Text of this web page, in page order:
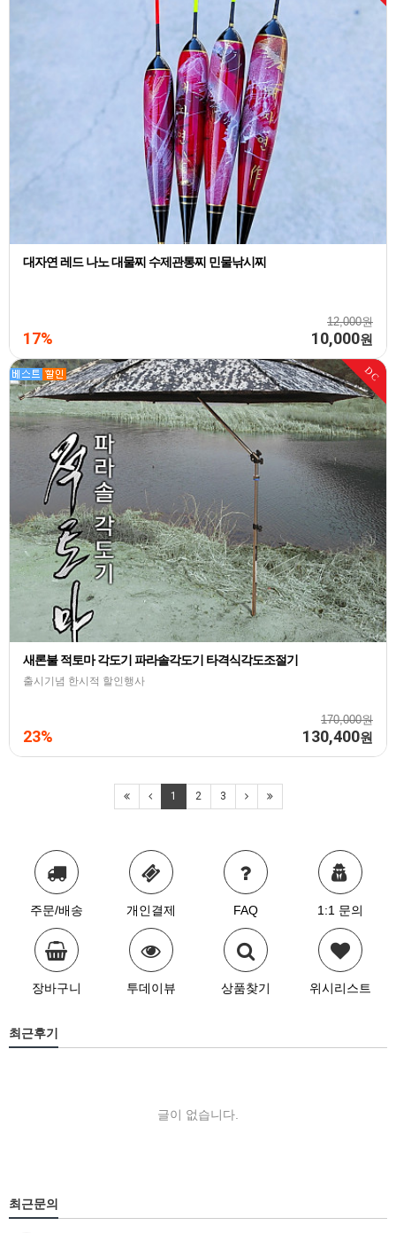
대자연 레드 나노 대물찌 수제관통찌 민물낚시찌
12,000원
17% 10,000원
DC
새론불 적토마 각도기 파라솔각도기 타격식각도조절기
출시기념 한시적 할인행사
170,000원
23% 130,400원
1 2 3
주문/배송 개인결제 FAQ 1:1 문의
장바구니 투데이뷰 상품찾기 위시리스트
최근후기
글이 없습니다.
최근문의